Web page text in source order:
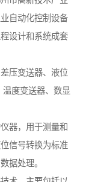
自动化控制设备
设计和系统成套
压变送器、液位
度变送器、数显
器，用于测量和
信号转换为标准
据处理。